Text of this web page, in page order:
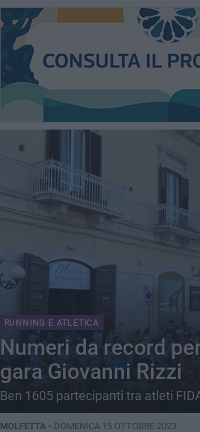
RUNNING E ATLETICA
Numeri da record
gara Giovanni Rizzi
Ben 1605 partecipanti tra atleti
MOLFETTA - DOMENICA 15 OTTOBRE 2023